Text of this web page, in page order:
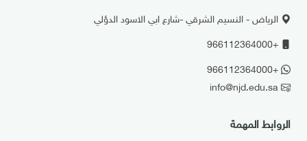
الرياض - النسيم الشرقي -شارع ابي الاسود الدؤلي
+966112364000
+966112364000
info@njd.edu.sa
الروابط المهمة